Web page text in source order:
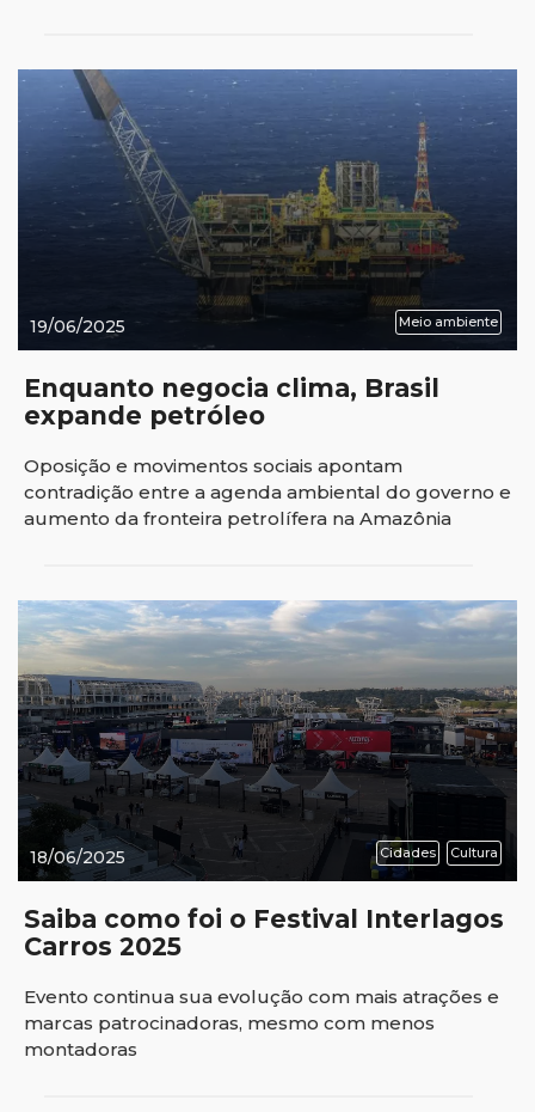
19/06/2025 Meio ambiente
Enquanto negocia clima, Brasil
expande petróleo
Oposição e movimentos sociais apontam
contradição entre a agenda ambiental do governo e
aumento da fronteira petrolífera na Amazônia
18/06/2025 Cidades Cultura
Saiba como foi o Festival Interlagos
Carros 2025
Evento continua sua evolução com mais atrações e
marcas patrocinadoras, mesmo com menos
montadoras